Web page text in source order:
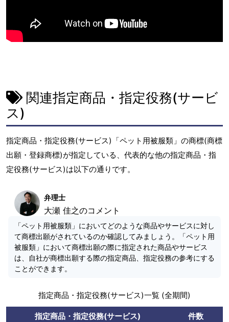
関連指定商品・指定役務(サービ
ス)
指定商品・指定役務(サービス)「ペット用被服類」の商標(商標
出願・登録商標)が指定している、代表的な他の指定商品・指
定役務(サービス)は以下の通りです。
弁理士
大瀬 佳之のコメント
「ペット用被服類」においてどのような商品やサービスに対し
て商標出願がされているのか確認してみましょう。「ペット用
被服類」において商標出願の際に指定された商品やサービス
は、自社が商標出願する際の指定商品、指定役務の参考にする
ことができます。
指定商品・指定役務(サービス)一覧 (全期間)
指定商品・指定役務(サービス) 件数